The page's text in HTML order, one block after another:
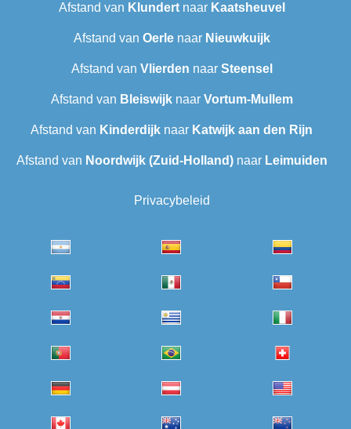
Afstand van Klundertnaar Kaatsheuvel
Afstand van Oerlenaar Nieuwkuijk
Afstand van Vlierden naar Steensel
Afstand van Bleiswijknaar Vortum-Mullem
Afstand van Kinderdijk naar Katwijk aan den Rijn
Afstand van Noordwijk (Zuid-Holland)naar Leimuiden
Privacybeleid